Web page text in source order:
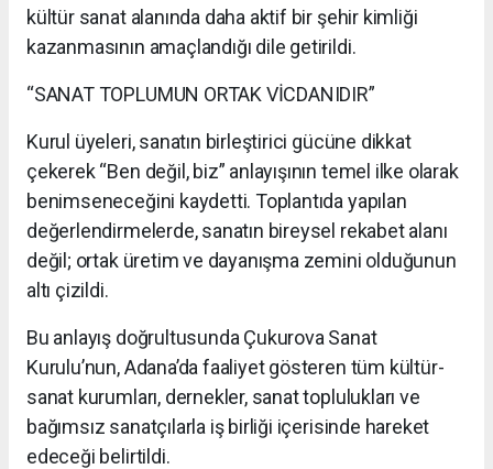
kültür sanat alanında daha aktif bir şehir kimliği
kazanmasının amaçlandığı dile getirildi.
“SANAT TOPLUMUN ORTAK VİCDANIDIR”
Kurul üyeleri, sanatın birleştirici gücüne dikkat
çekerek “Ben değil, biz” anlayışının temel ilke olarak
benimseneceğini kaydetti. Toplantıda yapılan
değerlendirmelerde, sanatın bireysel rekabet alanı
değil; ortak üretim ve dayanışma zemini olduğunun
altı çizildi.
Bu anlayış doğrultusunda Çukurova Sanat
Kurulu’nun, Adana’da faaliyet gösteren tüm kültür-
sanat kurumları, dernekler, sanat toplulukları ve
bağımsız sanatçılarla iş birliği içerisinde hareket
edeceği belirtildi.